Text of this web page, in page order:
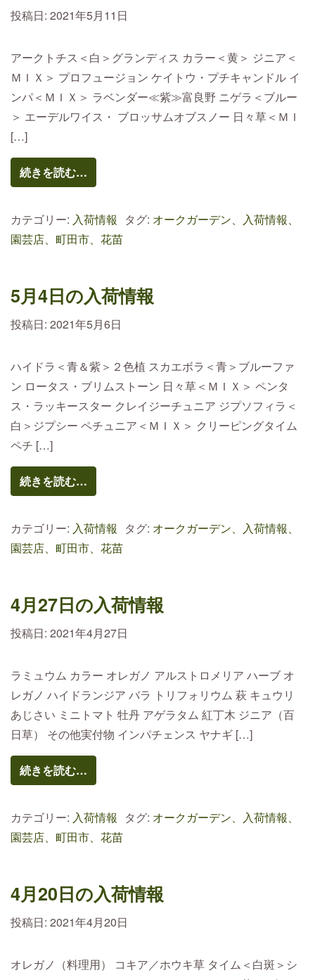
投稿日: 2021年5月11日
アークトチス＜白＞グランディス カラー＜黄＞ ジニア＜
ＭＩＸ＞ プロフュージョン ケイトウ・プチキャンドル イ
ンパ＜ＭＩＸ＞ ラベンダー≪紫≫富良野 ニゲラ＜ブルー
＞ エーデルワイス・ ブロッサムオブスノー 日々草＜ＭＩ
[…]
続きを読む…
カテゴリー: 入荷情報 タグ: オークガーデン、入荷情報、
園芸店、町田市、花苗
5月4日の入荷情報
投稿日: 2021年5月6日
ハイドラ＜青＆紫＞２色植 スカエボラ＜青＞ブルーファ
ン ロータス・ブリムストーン 日々草＜ＭＩＸ＞ ペンタ
ス・ラッキースター クレイジーチュニア ジプソフィラ＜
白＞ジプシー ペチュニア＜ＭＩＸ＞ クリーピングタイム
ペチ […]
続きを読む…
カテゴリー: 入荷情報 タグ: オークガーデン、入荷情報、
園芸店、町田市、花苗
4月27日の入荷情報
投稿日: 2021年4月27日
ラミュウム カラー オレガノ アルストロメリア ハーブ オ
レガノ ハイドランジア バラ トリフォリウム 萩 キュウリ
あじさい ミニトマト 牡丹 アゲラタム 紅丁木 ジニア（百
日草） その他実付物 インパチェンス ヤナギ […]
続きを読む…
カテゴリー: 入荷情報 タグ: オークガーデン、入荷情報、
園芸店、町田市、花苗
4月20日の入荷情報
投稿日: 2021年4月20日
オレガノ（料理用） コキア／ホウキ草 タイム＜白斑＞シ